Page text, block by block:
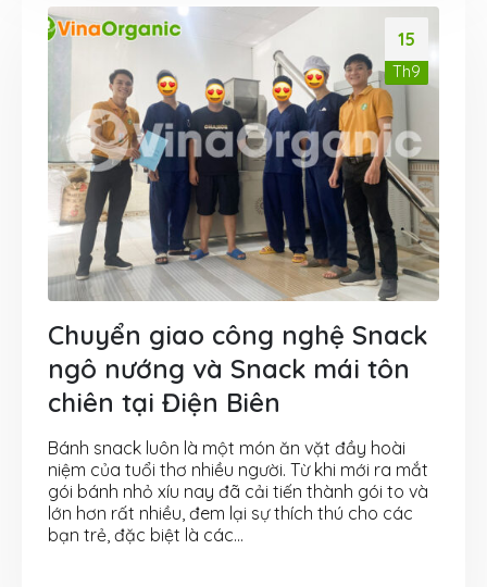
15
Th9
Chuyển giao công nghệ Snack
ngô nướng và Snack mái tôn
chiên tại Điện Biên
Bánh snack luôn là một món ăn vặt đầy hoài
niệm của tuổi thơ nhiều người. Từ khi mới ra mắt
gói bánh nhỏ xíu nay đã cải tiến thành gói to và
lớn hơn rất nhiều, đem lại sự thích thú cho các
bạn trẻ, đặc biệt là các...